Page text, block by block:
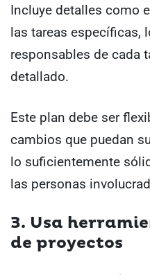
Incluye detalles como
las tareas específicas,
responsables de cada
detallado.
Este plan debe ser
cambios que puedan
lo suficientemente
las personas
3. Usa
de proyectos